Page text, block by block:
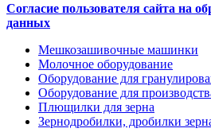
Согласие пользователя сайта на
данных
Мешкозашивочные машинки
Молочное оборудование
Оборудование для
Оборудование для
Плющилки для зерна
Зернодробилки, дробилки